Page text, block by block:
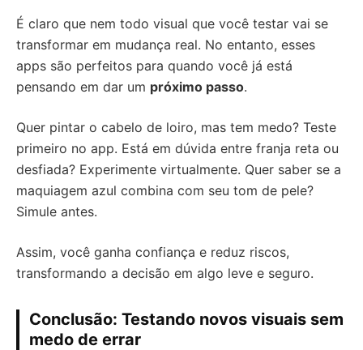
É claro que nem todo visual que você testar vai se
transformar em mudança real. No entanto, esses
apps são perfeitos para quando você já está
pensando em dar um próximo passo.
Quer pintar o cabelo de loiro, mas tem medo? Teste
primeiro no app. Está em dúvida entre franja reta ou
desfiada? Experimente virtualmente. Quer saber se a
maquiagem azul combina com seu tom de pele?
Simule antes.
Assim, você ganha confiança e reduz riscos,
transformando a decisão em algo leve e seguro.
Conclusão: Testando novos visuais sem
medo de errar